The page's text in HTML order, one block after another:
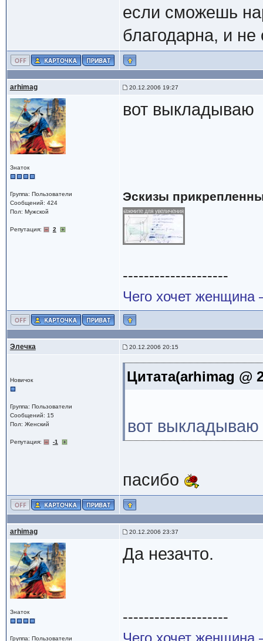
если сможешь
благодарна, и
arhimag 20.12.2006 19:27
Знаток
Группа: Пользователи
Сообщений: 424
Пол: Мужской
Репутация: 2
вот выкладываю
Эскизы
--------------------
Чего хочет женщина
Элечка 20.12.2006 20:15
Новичок
Группа: Пользователи
Сообщений: 15
Пол: Женский
Репутация: -1
Цитата(arhimag @
вот выкладываю
пасибо
arhimag 20.12.2006 23:37
Знаток
Группа: Пользователи
Да незачто.
--------------------
Чего хочет женщина